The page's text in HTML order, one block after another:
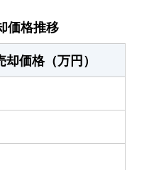
価格推移
却価格（万円）